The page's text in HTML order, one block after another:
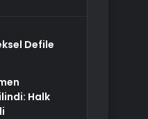
Defile
Halk